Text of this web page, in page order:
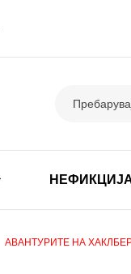
АВАНТУРИТЕ НА